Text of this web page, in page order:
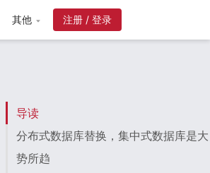
其他 注册 / 登录
导读
分布式数据库替换，集中式数据库是大
势所趋